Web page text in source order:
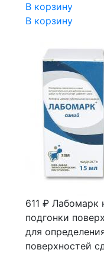
В корзину
В корзину
611 ₽ Лабомарк
подгонки
для
поверхностей